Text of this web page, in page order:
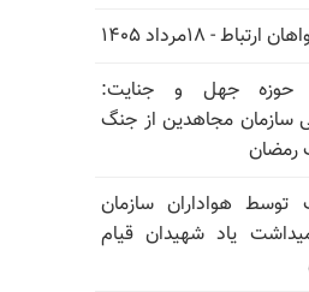
- ۱۸مرداد ۱۴۰۵
حوزه جهل و جنایت:
سازمان مجاهدین از جنگ
رمضان
توسط هواداران سازمان
یاد شهیدان قیام